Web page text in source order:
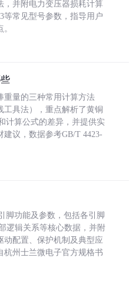
，并附电力变压器损耗计算
等常见型号参数，指导用户
重量的三种常用计算方法
工具法），重点解析了黄铜
计算公式的差异，并提供实
议，数据参考GB/T 4423-
脚功能及参数，包括各引脚
逻辑关系等核心数据，并附
动配置、保护机制及典型应
杭州士兰微电子官方规格书